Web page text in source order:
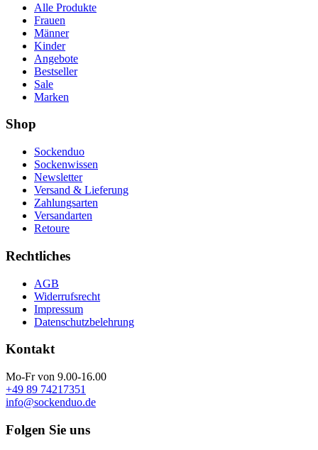
Alle Produkte
Frauen
Männer
Kinder
Angebote
Bestseller
Sale
Marken
Shop
Sockenduo
Sockenwissen
Newsletter
Versand & Lieferung
Zahlungsarten
Versandarten
Retoure
Rechtliches
AGB
Widerrufsrecht
Impressum
Datenschutzbelehrung
Kontakt
Mo-Fr von 9.00-16.00
+49 89 74217351
info@sockenduo.de
Folgen Sie uns